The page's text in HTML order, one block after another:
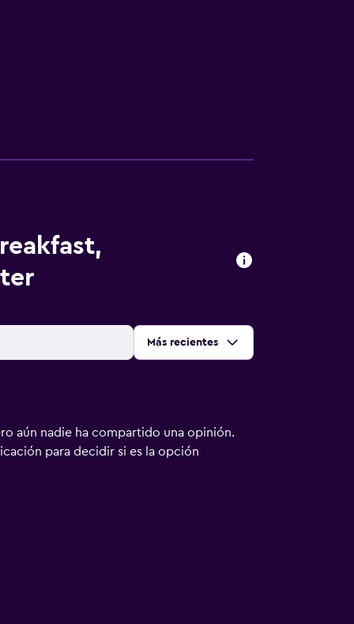
Ordenar por:
Más recientes
aún nadie ha compartido una opinión.
para decidir si es la opción